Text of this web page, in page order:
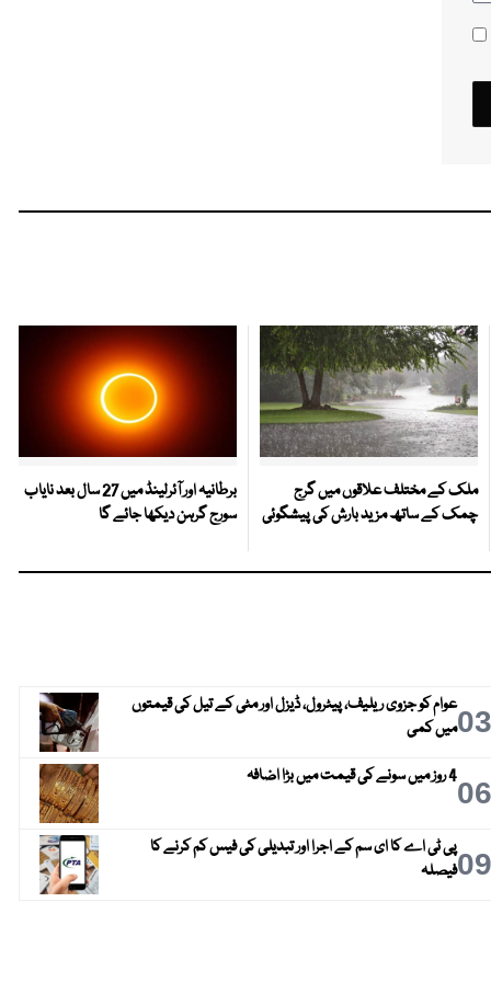
ملک کے مختلف علاقوں میں گرج
چمک کے ساتھ مزید بارش کی پیشگوئی
برطانیہ اور آئرلینڈ میں 27 سال بعد نایاب
سورج گرہن دیکھا جائے گا
03عوام کو جزوی ریلیف، پیٹرول، ڈیزل اور مٹی کے تیل کی قیمتوں
میں کمی
064 روز میں سونے کی قیمت میں بڑا اضافہ
09پی ٹی اے کا ای سم کے اجرا اور تبدیلی کی فیس کم کرنے کا
فیصلہ